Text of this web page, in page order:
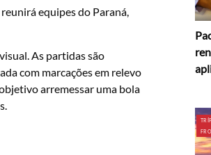
equipes do Paraná,
As partidas são
com marcações em relevo
arremessar uma bola